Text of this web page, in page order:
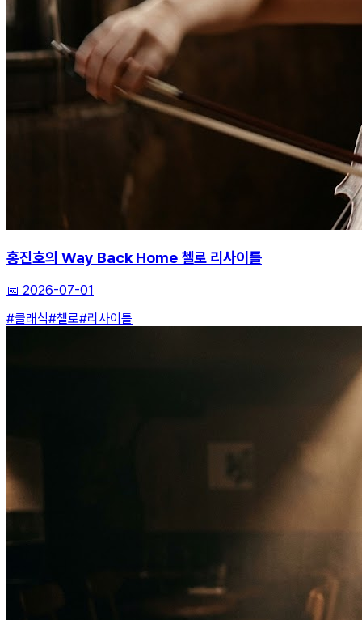
홍진호의 Way Back Home 첼로 리사이틀
📅 2026-07-01
#클래식#첼로#리사이틀